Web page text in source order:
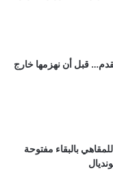
قبل أن نهزمها خارج
بالبقاء مفتوحة